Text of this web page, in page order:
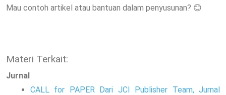
Mau contoh artikel atau bantuan dalam penyusunan? 😊
Materi Terkait:
Jurnal
CALL for PAPER Dari JCI Publisher Team, Jurnal